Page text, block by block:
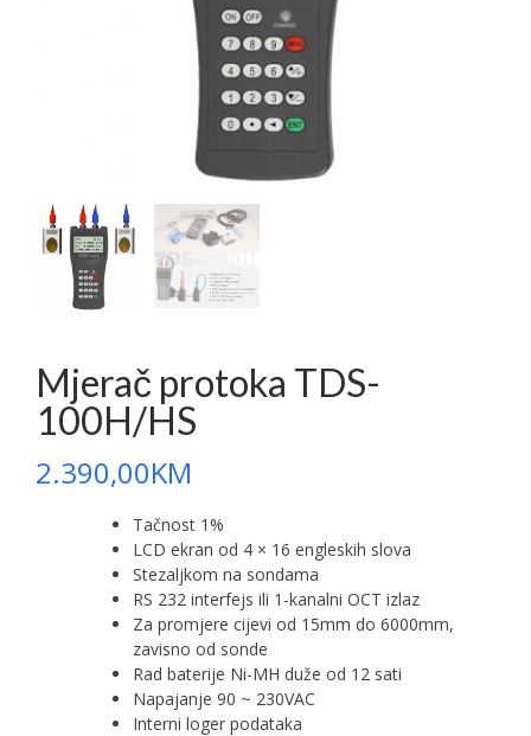
Mjerač protoka TDS-
100H/HS
2.390,00KM
Tačnost 1%
LCD ekran od 4 × 16 engleskih slova
Stezaljkom na sondama
RS 232 interfejs ili 1-kanalni OCT izlaz
Za promjere cijevi od 15mm do 6000mm,
zavisno od sonde
Rad baterije Ni-MH duže od 12 sati
Napajanje 90 ~ 230VAC
Interni loger podataka